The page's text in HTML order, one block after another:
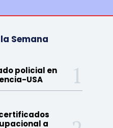
Semana
policial en
USA
certificados
a